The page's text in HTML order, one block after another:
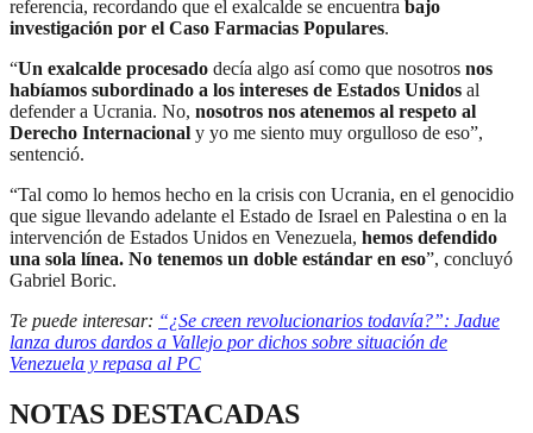
referencia, recordando que el exalcalde se encuentra bajo
investigación por el Caso Farmacias Populares.
“Un exalcalde procesado decía algo así como que nosotros nos
habíamos subordinado a los intereses de Estados Unidos al
defender a Ucrania. No, nosotros nos atenemos al respeto al
Derecho Internacional y yo me siento muy orgulloso de eso”,
sentenció.
“Tal como lo hemos hecho en la crisis con Ucrania, en el genocidio
que sigue llevando adelante el Estado de Israel en Palestina o en la
intervención de Estados Unidos en Venezuela, hemos defendido
una sola línea. No tenemos un doble estándar en eso”, concluyó
Gabriel Boric.
Te puede interesar: “¿Se creen revolucionarios todavía?”: Jadue
lanza duros dardos a Vallejo por dichos sobre situación de
Venezuela y repasa al PC
NOTAS DESTACADAS